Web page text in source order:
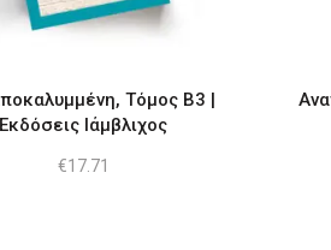
Τόμος Β3 |
Εκδόσεις Ιάμβλιχος
€17.71